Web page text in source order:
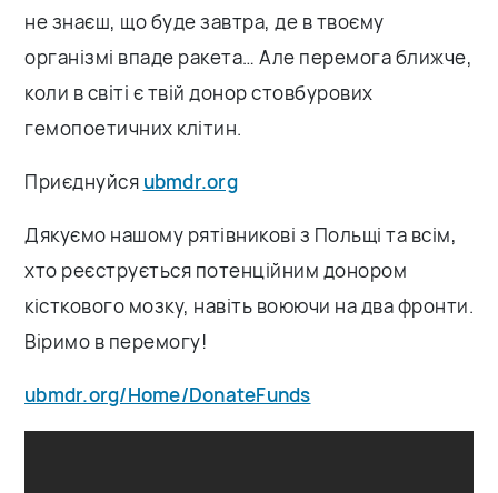
не знаєш, що буде завтра, де в твоєму
організмі впаде ракета… Але перемога ближче,
коли в світі є твій донор стовбурових
гемопоетичних клітин.
Приєднуйся ubmdr.org
Дякуємо нашому рятівникові з Польщі та всім,
хто реєструється потенційним донором
кісткового мозку, навіть воюючи на два фронти.
Віримо в перемогу!
ubmdr.org/Home/DonateFunds